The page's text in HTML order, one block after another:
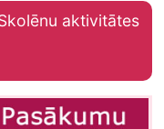
aktivitātes